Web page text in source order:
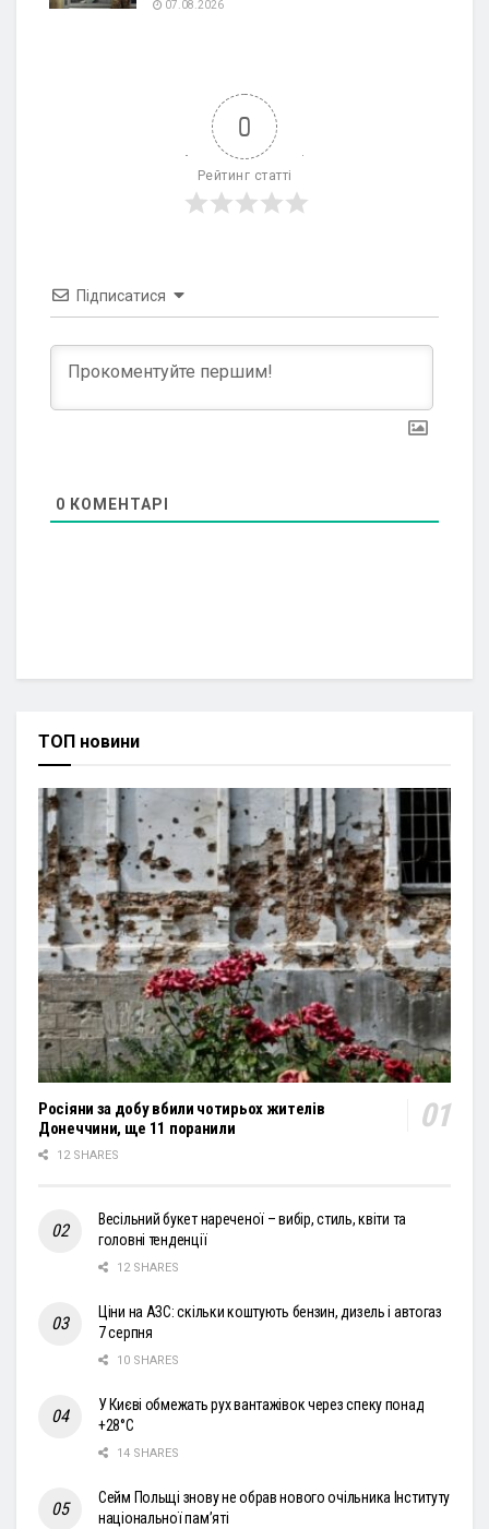
07.08.2026
0
Рейтинг статті
Підписатися
0 КОМЕНТАРІ
ТОП новини
Росіяни за добу вбили чотирьох жителів
Донеччини, ще 11 поранили
12 SHARES
Весільний букет нареченої – вибір, стиль, квіти та
головні тенденції
12 SHARES
Ціни на АЗС: скільки коштують бензин, дизель і автогаз
7 серпня
10 SHARES
У Києві обмежать рух вантажівок через спеку понад
+28°С
14 SHARES
Сейм Польщі знову не обрав нового очільника Інституту
національної пам’яті